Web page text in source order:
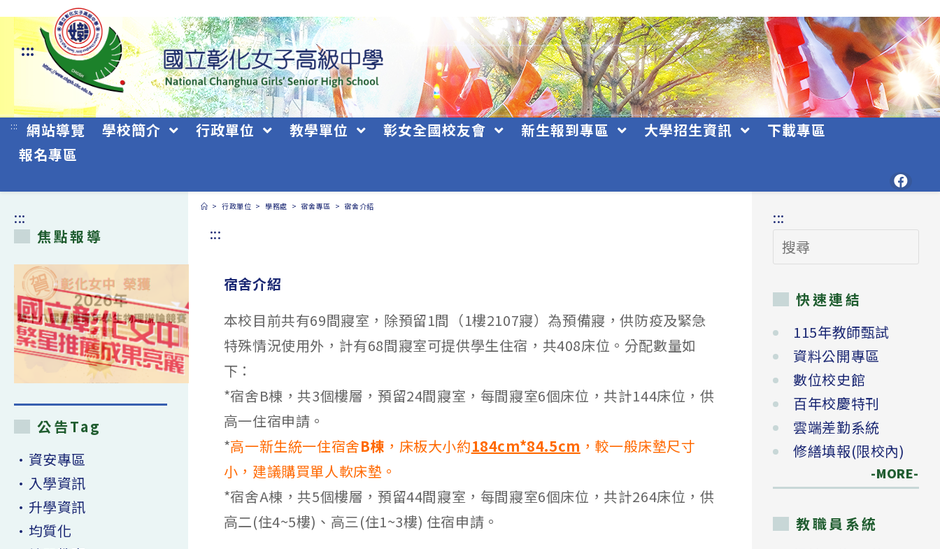
跳
要
:::
::: 網站導覽 學校簡介 行政單位 教學單位 彰女全國校友會 新生報到專區 大學招生資訊
下載專區
報名專區
> 行政單位 > 學務處 > 宿舍專區 > 宿舍介紹
:::
宿舍介紹
本校目前共有69間寢室，除預留1間（1樓2107寢）為預備寢，供防疫及緊急
特殊情況使用外，計有68間寢室可提供學生住宿，共408床位。分配數量如
下：
*宿舍B棟，共3個樓層，預留24間寢室，每間寢室6個床位，共計144床位，供
高一住宿申請。
*高一新生統一住宿舍B棟 ，床板大小約184cm*84.5cm ，較一般床墊尺寸
小，建議購買單人軟床墊。
*宿舍A棟，共5個樓層，預留44間寢室，每間寢室6個床位，共計264床位，供
高二(住4~5樓)、高三(住1~3樓) 住宿申請。
:::
焦點報導
公告Tag
•資安專區
•入學資訊
•升學資訊
•均質化
:::
搜
尋
快速連結
115年教師甄試
資料公開專區
數位校史館
百年校慶特刊
雲端差勤系統
修繕填報(限校內)
-MORE-
教職員系統